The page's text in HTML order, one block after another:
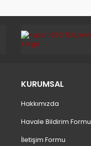
KURUMSAL
Hakkımızda
Havale Bildirim Formu
İletişim Formu